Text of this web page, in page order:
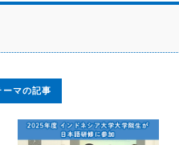
ーマの記事